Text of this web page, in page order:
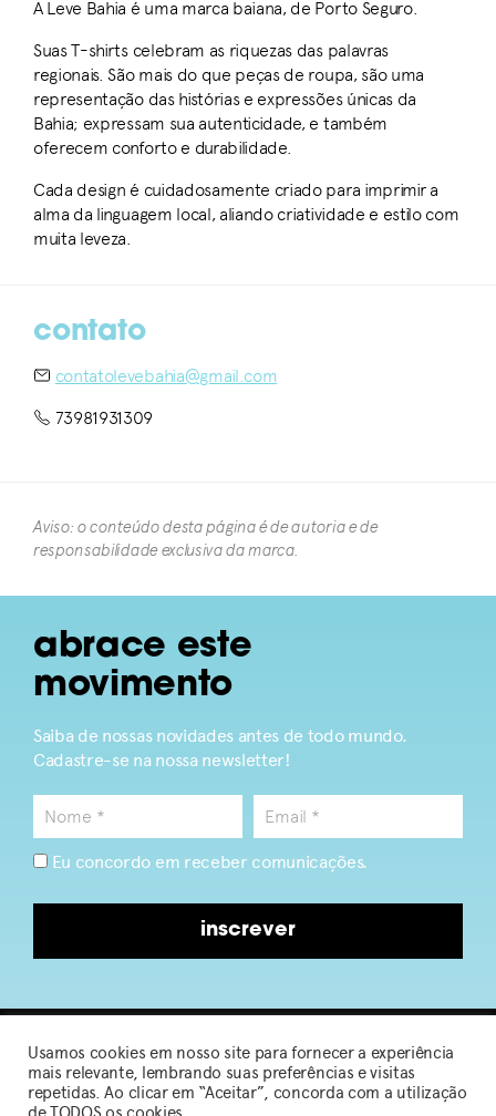
A Leve Bahia é uma marca baiana, de Porto Seguro.
Suas T-shirts celebram as riquezas das palavras
regionais. São mais do que peças de roupa, são uma
representação das histórias e expressões únicas da
Bahia; expressam sua autenticidade, e também
oferecem conforto e durabilidade.
Cada design é cuidadosamente criado para imprimir a
alma da linguagem local, aliando criatividade e estilo com
muita leveza.
contato
contatolevebahia@gmail.com
73981931309
Aviso: o conteúdo desta página é de autoria e de
responsabilidade exclusiva da marca.​
abrace este
movimento
Saiba de nossas novidades antes de todo mundo.
Cadastre-se na nossa newsletter!
Eu concordo em receber comunicações.
inscrever
2026 © Sou de Algodão
Usamos cookies em nosso site para fornecer a experiência
mais relevante, lembrando suas preferências e visitas
repetidas. Ao clicar em “Aceitar”, concorda com a utilização